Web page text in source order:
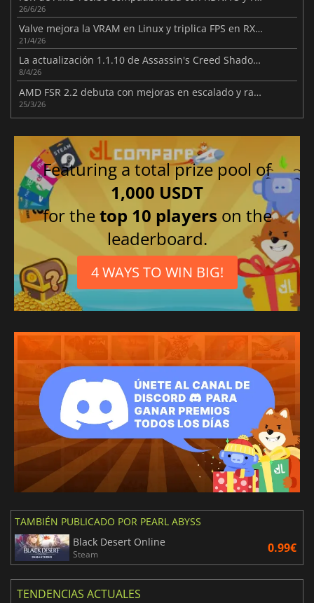
26/6/26
Valve mejora la VRAM en Linux y triplica FPS en RX 6500 XT
21/4/26
La actualización 1.1.10 de Assassin's Creed Shadows mejora la jugabilidad
8/4/26
AMD FSR 2.2 debuta con mejoras en escalado y ray tracing
25/3/26
Featuring a total prize pool of
1,000 USDT
for thetop 10 players on the
leaderboard.
4 WAYS TO WIN BIG!
TAMBIÉN PUBLICADO POR PEARL ABYSS
Black Desert Online
Steam 0.99€
TENDENCIAS ACTUALES